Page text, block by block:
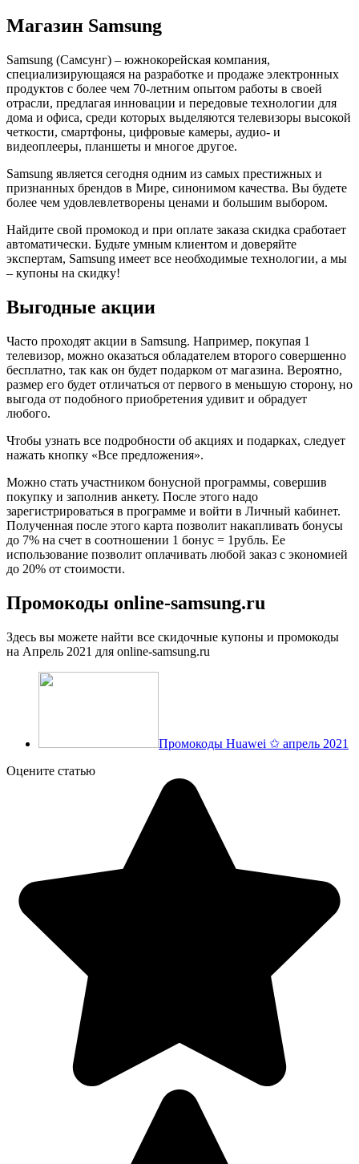
Магазин Samsung
Samsung (Самсунг) – южнокорейская компания,
специализирующаяся на разработке и продаже электронных
продуктов с более чем 70-летним опытом работы в своей
отрасли, предлагая инновации и передовые технологии для
дома и офиса, среди которых выделяются телевизоры высокой
четкости, смартфоны, цифровые камеры, аудио- и
видеоплееры, планшеты и многое другое.
Samsung является сегодня одним из самых престижных и
признанных брендов в Мире, синонимом качества. Вы будете
более чем удовлевлетворены ценами и большим выбором.
Найдите свой промокод и при оплате заказа скидка сработает
автоматически. Будьте умным клиентом и доверяйте
экспертам, Samsung имеет все необходимые технологии, а мы
– купоны на скидку!
Выгодные акции
Часто проходят акции в Samsung. Например, покупая 1
телевизор, можно оказаться обладателем второго совершенно
бесплатно, так как он будет подарком от магазина. Вероятно,
размер его будет отличаться от первого в меньшую сторону, но
выгода от подобного приобретения удивит и обрадует
любого.
Чтобы узнать все подробности об акциях и подарках, следует
нажать кнопку «Все предложения».
Можно стать участником бонусной программы, совершив
покупку и заполнив анкету. После этого надо
зарегистрироваться в программе и войти в Личный кабинет.
Полученная после этого карта позволит накапливать бонусы
до 7% на счет в соотношении 1 бонус = 1рубль. Ее
использование позволит оплачивать любой заказ с экономией
до 20% от стоимости.
Промокоды online-samsung.ru
Здесь вы можете найти все скидочные купоны и промокоды
на Апрель 2021 для online-samsung.ru
Промокоды Huawei ✩ апрель 2021
Оцените статью